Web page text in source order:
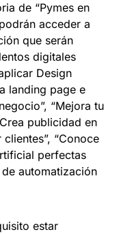
de “Pymes en
acceder a
que serán
digitales
Design
landing page e
“Mejora tu
publicidad en
“Conoce
perfectas
automatización
estar